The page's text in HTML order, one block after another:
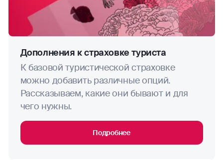
диггерство
джиппинг
капоэйра
каякинг
кайтинг
картинг
Дополнения к страховке туриста
К базовой туристической страховке
можно добавить различные опций.
Рассказываем, какие они бывают и для
чего нужны.
Подробнее